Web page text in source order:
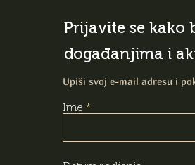
Prijavite se kako
događanjima i
Upiši svoj e-mail adresu i
Ime